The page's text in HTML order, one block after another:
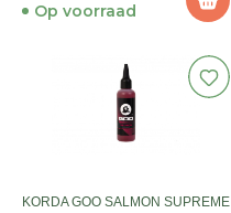
Op voorraad
KORDA GOO SALMON SUPREME